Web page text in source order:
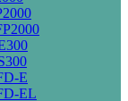
E
EL